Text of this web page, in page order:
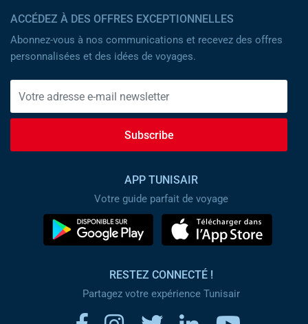
ACCÉDEZ À DES OFFRES EXCEPTIONNELLES
Abonnez-vous à nos communications et recevez des offres
personnalisées et des idées de voyages.
Subscribe
APP TUNISAIR
Votre guide parfait de voyage
RESTEZ CONNECTÉ !
Partagez votre expérience Tunisair